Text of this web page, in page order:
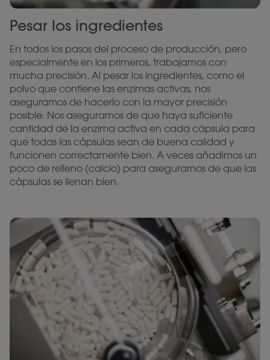
Pesar los ingredientes
En todos los pasos del proceso de producción, pero
especialmente en los primeros, trabajamos con
mucha precisión. Al pesar los ingredientes, como el
polvo que contiene las enzimas activas, nos
aseguramos de hacerlo con la mayor precisión
posible. Nos aseguramos de que haya suficiente
cantidad de la enzima activa en cada cápsula para
que todas las cápsulas sean de buena calidad y
funcionen correctamente bien. A veces añadimos un
poco de relleno (calcio) para asegurarnos de que las
cápsulas se llenan bien.